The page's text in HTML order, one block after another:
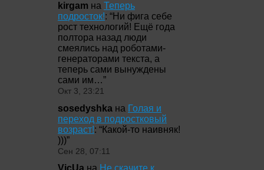
kirgam на Теперь
подросток!: “Ни фига себе
рост технологий! Ещё года
полтора назад люди
смеялись над роботами-
генераторами текста, а
теперь сами вынуждены
сами им…”
Окт 3, 23:21
sosedyshka на Голая и
переход в подростковый
возраст!: “Какой-то наивняк!
)))”
Сен 28, 07:11
VicUa на Не скачите к